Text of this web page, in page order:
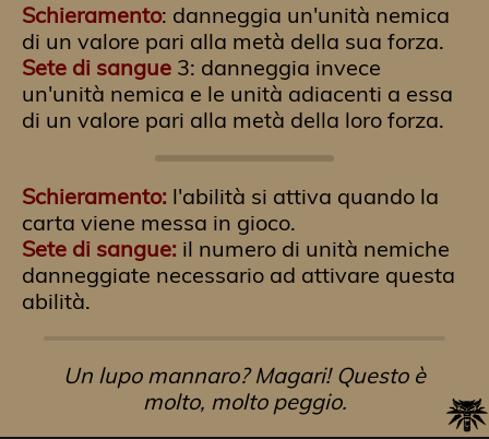
Schieramento: danneggia un'unità nemica
di un valore pari alla metà della sua forza.
Sete di sangue 3: danneggia invece
un'unità nemica e le unità adiacenti a essa
di un valore pari alla metà della loro forza.
Schieramento: l'abilità si attiva quando la
carta viene messa in gioco.
Sete di sangue: il numero di unità nemiche
danneggiate necessario ad attivare questa
abilità.
Un lupo mannaro? Magari! Questo è
molto, molto peggio.